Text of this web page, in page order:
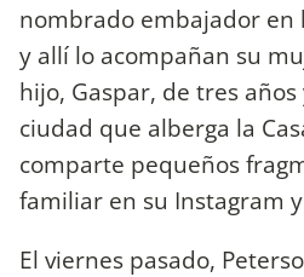
nombrado embajador en
y allí lo acompañan su
hijo, Gaspar, de tres
ciudad que alberga la
comparte pequeños
familiar en su Instagram
El viernes pasado,